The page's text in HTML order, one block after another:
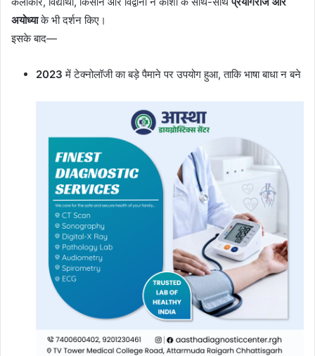
अयोध्याके भी दर्शन किए।
इसके बाद—
2023 में टेक्नोलॉजी का बड़े पैमाने पर उपयोग हुआ, ताकि भाषा बाधा न बने